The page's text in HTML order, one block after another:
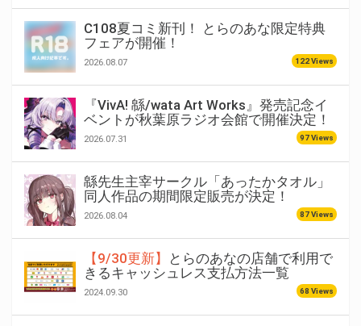
C108夏コミ新刊！ とらのあな限定特典
フェアが開催！
2026.08.07 122 Views
『VivA! 緜/wata Art Works』発売記念イ
ベントが秋葉原ラジオ会館で開催決定！
2026.07.31 97 Views
緜先生主宰サークル「あったかタオル」
同人作品の期間限定販売が決定！
2026.08.04 87 Views
【9/30更新】
とらのあなの店舗で利用で
きるキャッシュレス支払方法一覧
2024.09.30 68 Views